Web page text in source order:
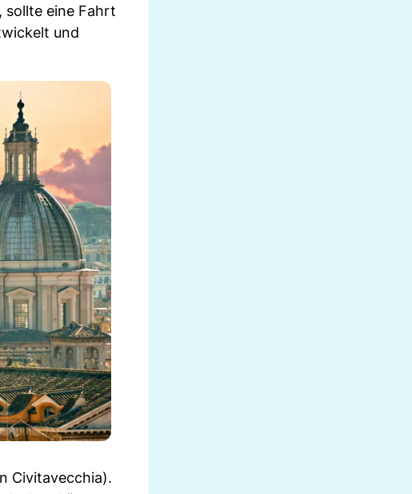
sollte eine Fahrt
und
Civitavecchia).